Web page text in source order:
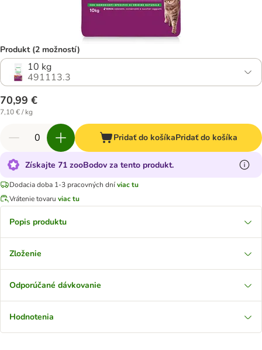
Produkt (2 možností)
10 kg
491113.3
70,99 €
7,10 € / kg
Pridať do košíkaPridať do košíka
Získajte 71 zooBodov za tento produkt.
Dodacia doba 1-3 pracovných dníviac tu
Vrátenie tovaru viac tu
Popis produktu
Zloženie
Odporúčané dávkovanie
Hodnotenia